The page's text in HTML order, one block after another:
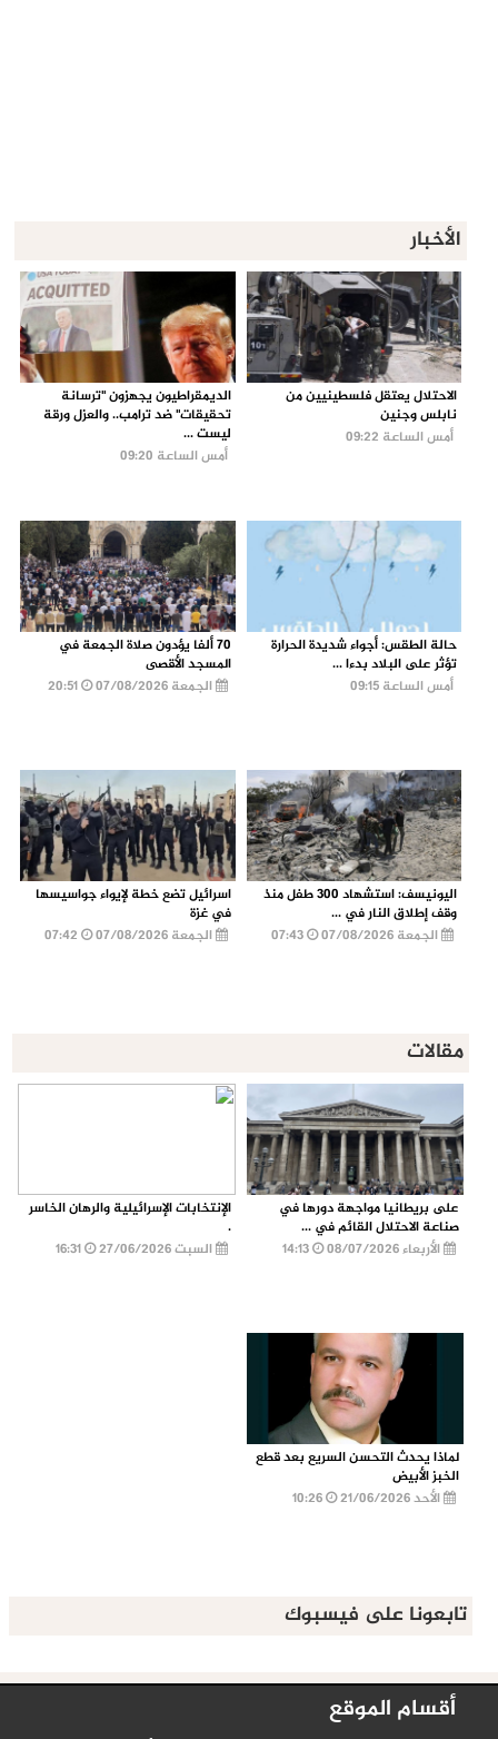
الأخبار
الاحتلال يعتقل فلسطينيين من
نابلس وجنين
أمس الساعة 09:22
الديمقراطيون يجهزون "ترسانة
تحقيقات" ضد ترامب.. والعزل ورقة
ليست ...
أمس الساعة 09:20
حالة الطقس: أجواء شديدة الحرارة
تؤثر على البلاد بدءا ...
أمس الساعة 09:15
70 ألفا يؤدون صلاة الجمعة في
المسجد الأقصى
الجمعة 07/08/2026
20:51
اليونيسف: استشهاد 300 طفل منذ
وقف إطلاق النار في ...
الجمعة 07/08/2026
اسرائيل تضع خطة لإيواء جواسيسها
في غزة
الجمعة 07/08/2026
مقالات
على بريطانيا مواجهة دورها في
صناعة الاحتلال القائم في ...
الأربعاء 08/07/2026
الإنتخابات الإسرائيلية والرهان الخاسر
.
السبت 27/06/2026
16:31
لماذا يحدث التحسن السريع بعد قطع
الخبز الأبيض
الأحد 21/06/2026
تابعونا على فيسبوك
أقسام الموقع